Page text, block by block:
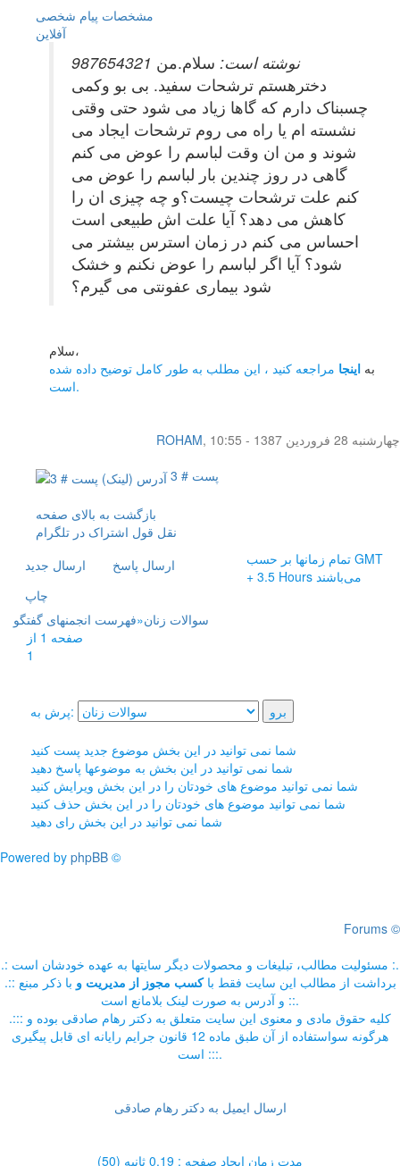
مشخصات پیام شخصی
آفلاين
987654321 نوشته است: سلام.من
دخترهستم ترشحات سفید. بی بو وکمی
چسبناک دارم که گاها زیاد می شود حتی وقتی
نشسته ام یا راه می روم ترشحات ایجاد می
شوند و من ان وقت لباسم را عوض می کنم
گاهی در روز چندین بار لباسم را عوض می
کنم علت ترشحات چیست؟و چه چیزی ان را
کاهش می دهد؟ آیا علت اش طبیعی است
احساس می کنم در زمان استرس بیشتر می
شود؟ آیا اگر لباسم را عوض نکنم و خشک
شود بیماری عفونتی می گیرم؟
سلام،
به اینجا مراجعه کنید ، این مطلب به طور کامل توضیح داده شده
است.
ROHAM,
چهار‌شنبه 28 فروردین 1387 - 10:55
پست # 3
بازگشت به بالای صفحه
نقل قول اشتراک در تلگرام
ارسال جديد
ارسال پاسخ
چاپ
تمام زمانها بر حسب GMT
+ 3.5 Hours می‌باشند
فهرست انجمنهای گفتگو»سوالات زنان
صفحه 1 از
1
پرش به:
شما نمی توانید در این بخش موضوع جدید پست کنید
شما نمی توانید در این بخش به موضوعها پاسخ دهید
شما نمی توانید موضوع های خودتان را در این بخش ویرایش کنید
شما نمی توانید موضوع های خودتان را در این بخش حذف کنید
شما نمی توانید در این بخش رای دهید
Powered by phpBB ©
Forums ©
.: مسئوليت مطالب، تبليغات و محصولات ديگر سايتها به عهده خودشان است :.
.:: برداشت از مطالب اين سايت فقط باکسب مجوز از مدیریت و با ذکر مبنع
و آدرس به صورت لینک بلامانع است ::.
.::: کلیه حقوق مادی و معنوی این سایت متعلق به دکتر رهام صادقی بوده و
هرگونه سواستفاده از آن طبق ماده 12 قانون جرایم رایانه ای قابل پیگیری
است :::.
ارسال ایمیل به دکتر رهام صادقی
مدت زمان ایجاد صفحه : 0.19 ثانیه (50)